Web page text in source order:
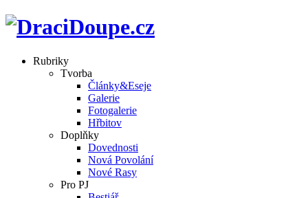
Rubriky
Tvorba
Články&Eseje
Galerie
Fotogalerie
Hřbitov
Doplňky
Dovednosti
Nová Povolání
Nové Rasy
Pro PJ